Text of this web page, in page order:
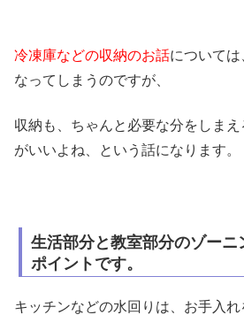
冷凍庫などの収納のお話について
なってしまうのですが、
収納も、ちゃんと必要な分をしま
がいいよね、という話になります。
生活部分と教室部分のゾーニ
ポイントです。
キッチンなどの水回りは、お手入